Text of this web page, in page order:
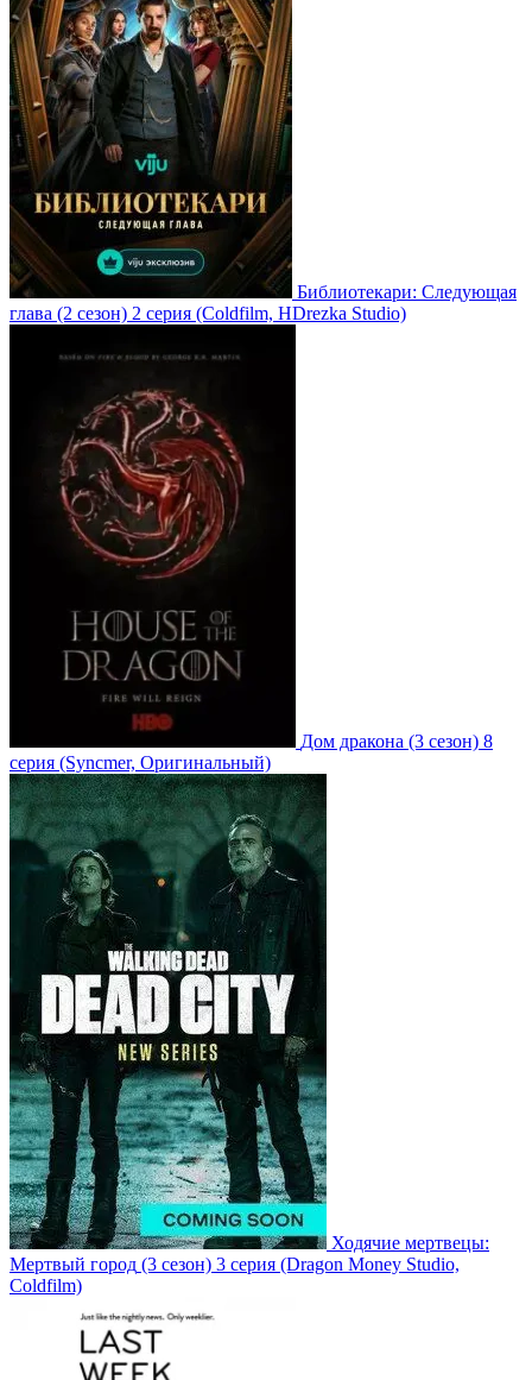
Библиотекари: Следующая
глава (2 сезон) 2 серия (Coldfilm, HDrezka Studio)
Дом дракона (3 сезон) 8
серия (Syncmer, Оригинальный)
Ходячие мертвецы:
Мертвый город (3 сезон) 3 серия (Dragon Money Studio,
Coldfilm)